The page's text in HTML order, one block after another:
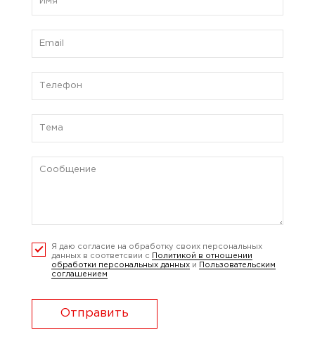
Я даю согласие на обработку своих персональных
данных в соответсвии с
Политикой в отношении
обработки персональных данных и
Пользовательским
соглашением
Отправить